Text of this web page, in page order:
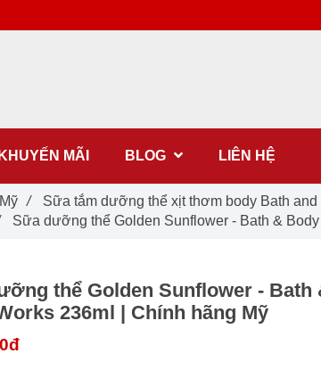
thể Golden Sunflower - Bath
236ml | Chính hãng Mỹ
/ Sữa tắm dưỡng thể xịt thơm body Bath
Sữa dưỡng thể Golden Sunflower - Bath &
KHUYẾN MÃI BLOG LIÊN HỆ